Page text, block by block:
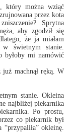
który można wziąć
przez kota
Sprytna
aby zgodził się
że ja miałam
w świetnym stanie.
byłoby mi namówić
machnął ręką. W
stanie. Okleina
najbliżej piekarnika
Po prostu,
co piekarnik był
“przypaliła” okleinę.